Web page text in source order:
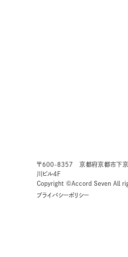
〒600-8357 京都府京都市下
川ビル4F
Copyright ©Accord Seven All
プライバシーポリシー